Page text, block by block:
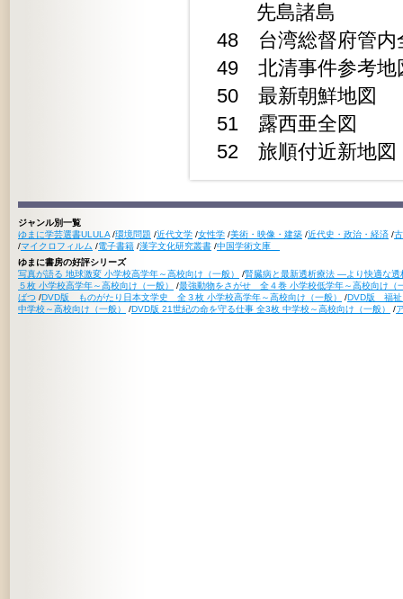
先島諸
48 台湾総督府管
49 北清事件参考
50 最新朝鮮地
51 露西亜全図
52 旅順付近新地
ジャンル別一覧
ゆまに学芸選書ULULA /環境問題 /近代文学 /女性学 /美術・映像・建築 /近代史・政治・経済 /
/マイクロフィルム /電子書籍 /漢字文化研究叢書 /中国学術文庫
ゆまに書房の好評シリーズ
写真が語る 地球激変 小学校高学年～高校向け（一般）
/腎臓病と最新透析療法 ―より快適な
５枚 小学校高学年～高校向け（一般）
/最強動物をさがせ 全４巻 小学校低学年～高校向け（
ばつ /DVD版 ものがたり日本文学史 全３枚 小学校高学年～高校向け（一般） /DVD版 福祉
中学校～高校向け（一般）
/DVD版 21世紀の命を守る仕事 全3枚 中学校～高校向け（一般） /